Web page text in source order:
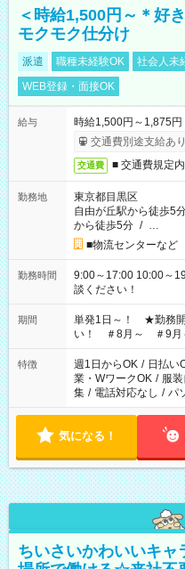
＜時給1,500円～＊好
モクモク仕分け
派遣 職種未経験OK 社会人未
WEB登録・面接OK
給与
時給1,500円～1,875円
交通費別途支給あり
交通費 ■ 交通費規定
勤務地
東京都目黒区
自由が丘駅から徒歩5
から徒歩5分 / …
■物流センターな
勤務時間
9:00～17:00 10:00～19:00 など ■ 他の時
談ください！
期間
単発1日～！ ★勤務開
い！ ＃8月～ ＃9月
特徴 週1日からOK / 日払い
業・WワークOK / 服
集 / 電話対応なし / パ
気になる！
ちいさいかわいいキ